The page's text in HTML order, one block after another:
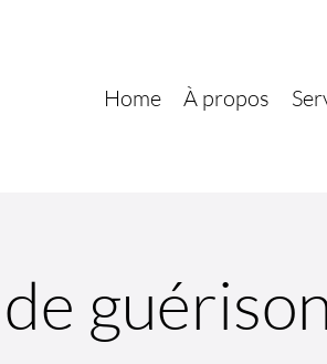
Home À propos